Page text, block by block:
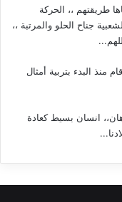
طريقتهم ،، الحركة
جناح الحلو والمرتبة ،،
منذ البدء بتربية أمثال
انسان بسيط كعادة